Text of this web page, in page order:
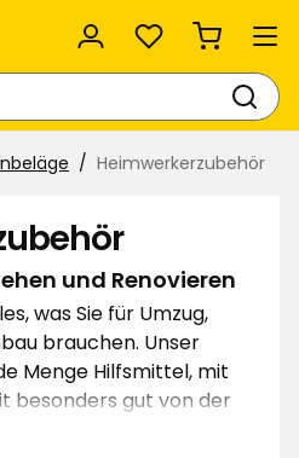
Favoriten
Heimwerkerzubehör
und Renovieren
was Sie für Umzug,
brauchen. Unser
Menge Hilfsmittel, mit
besonders gut von der
Umzugskartons, stabile